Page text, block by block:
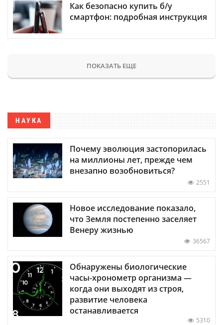
Как безопасно купить б/у
смартфон: подробная инструкция
ПОКАЗАТЬ ЕЩЕ
НАУКА
Почему эволюция застопорилась
на миллионы лет, прежде чем
внезапно возобновиться?
2551
Новое исследование показало,
что Земля постепенно заселяет
Венеру жизнью
36567
Обнаружены биологические
часы-хронометр организма —
когда они выходят из строя,
развитие человека
останавливается
5310